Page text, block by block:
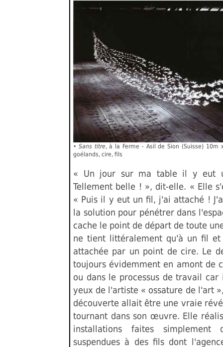
• Sans titre, à la Ferme - Asil de Sion (Suisse) 10m
goélands, cire, fils
« Un jour sur ma table il y eut
Tellement belle ! », dit-elle. « Elle
« Puis il y eut un fil, j'ai attaché !
la solution pour pénétrer dans
cache le point de départ de toute
ne tient littéralement qu'à un fil et
attachée par un point de cire. Le
toujours évidemment en amont de
ou dans le processus de travail
yeux de l'artiste « ossature de l'art
découverte allait être une vraie
tournant dans son œuvre. Elle
installations faites simplement
suspendues à des fils dont